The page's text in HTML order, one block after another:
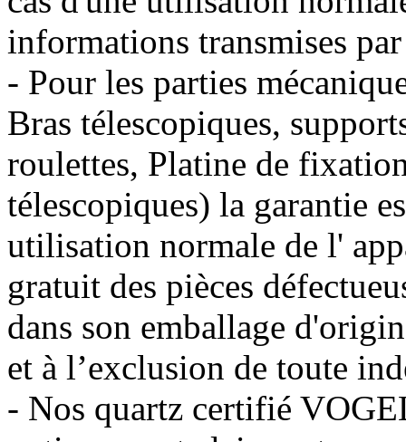
informations transmises
- Pour les parties
Bras télescopiques,
roulettes, Platine de
télescopiques) la garantie
utilisation normale de l'
gratuit des pièces
dans son emballage
et à l’exclusion de toute
- Nos quartz certifié